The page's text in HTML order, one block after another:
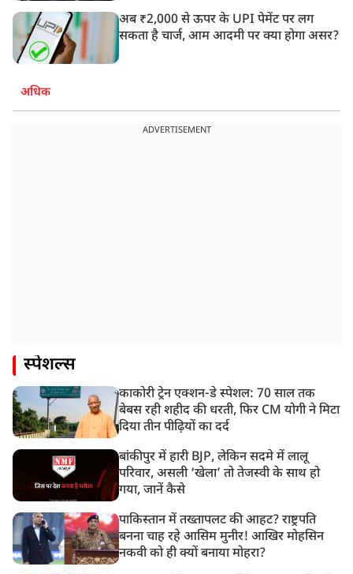
अब ₹2,000 से ऊपर के UPI पेमेंट पर लग
सकता है चार्ज, आम आदमी पर क्या होगा असर?
अधिक
ADVERTISEMENT
स्पेशल्स
काकोरी ट्रेन एक्शन-डे स्पेशल: 70 साल तक
बेबस रही शहीद की धरती, फिर CM योगी ने मिटा
दिया तीन पीढ़ियों का दर्द
बांकीपुर में हारी BJP, लेकिन सदमे में लालू
परिवार, असली ‘खेला’ तो तेजस्वी के साथ हो
गया, जानें कैसे
पाकिस्तान में तख्तापलट की आहट? राष्ट्रपति
बनना चाह रहे आसिम मुनीर! आखिर मोहसिन
नकवी को ही क्यों बनाया मोहरा?